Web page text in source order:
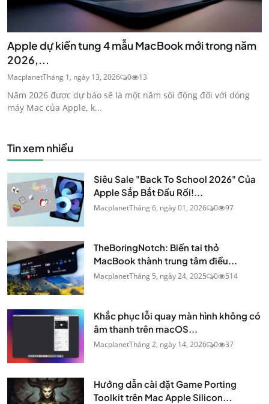
Apple dự kiến tung 4 mẫu MacBook mới trong năm
2026,...
MacplanetTháng 1, ngày 13, 2026 0 13
Năm 2026 được dự báo sẽ là một năm sôi động đối với dòng
máy Mac của Apple, k...
Tin xem nhiều
Siêu Sale "Back To School 2026" Của
Apple Sắp Bắt Đầu Rồi!...
MacplanetTháng 6, ngày 01, 2026 0 97
TheBoringNotch: Biến tai thỏ
MacBook thành trung tâm điều...
MacplanetTháng 5, ngày 24, 2025 0 514
Khắc phục lỗi quay màn hình không có
âm thanh trên macOS...
MacplanetTháng 2, ngày 14, 2026 0 37
Hướng dẫn cài đặt Game Porting
Toolkit trên Mac Apple Silicon...